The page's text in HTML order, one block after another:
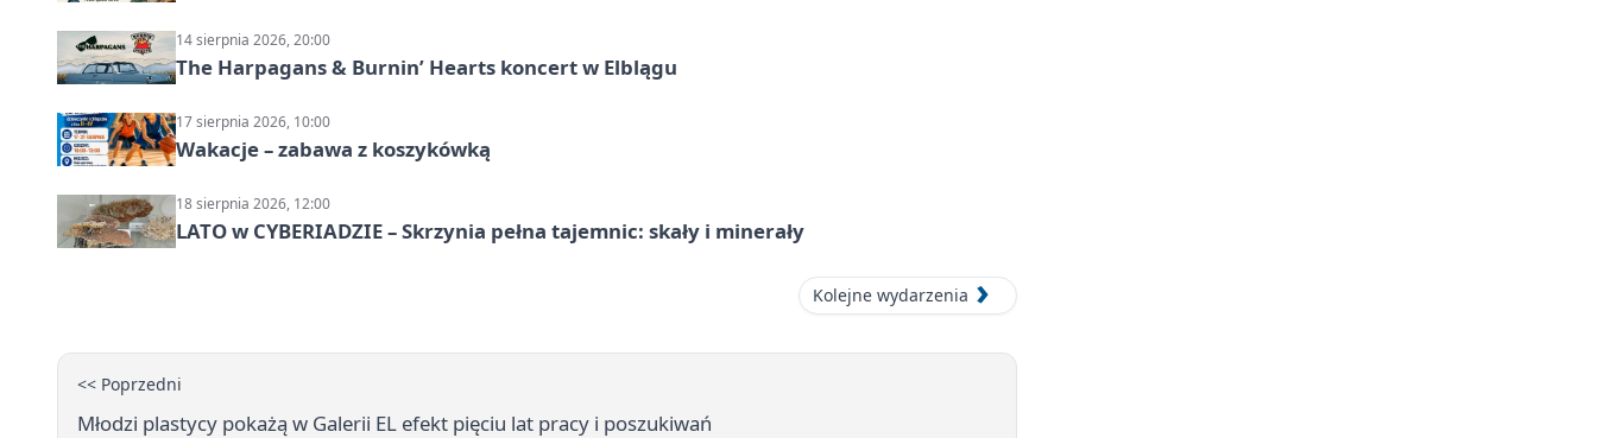
14 sierpnia 2026, 20:00
The Harpagans & Burnin’ Hearts koncert w Elblągu
17 sierpnia 2026, 10:00
Wakacje – zabawa z koszykówką
18 sierpnia 2026, 12:00
LATO w CYBERIADZIE – Skrzynia pełna tajemnic: skały i minerały
Kolejne wydarzenia
<< Poprzedni
Młodzi plastycy pokażą w Galerii EL efekt pięciu lat pracy i poszukiwań